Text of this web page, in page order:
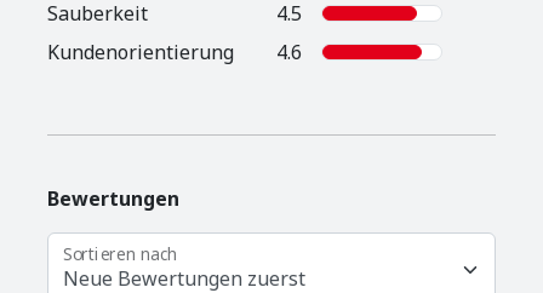
Sauberkeit
4.5
Kunden­orientierung
4.6
Bewertungen
Neue Bewertungen zuerst
Sortieren nach